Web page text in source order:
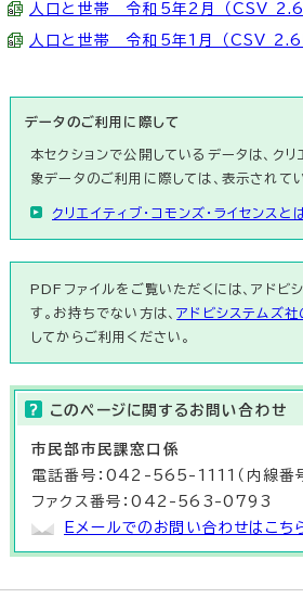
人口と世帯 令和5年2月 （CSV
人口と世帯 令和5年1月 （CSV
データのご利用に際して
本セクションで公開しているデータは、クリ
象データのご利用に際しては、表示されて
クリエイティブ・コモンズ・ライセンスと
PDFファイルをご覧いただくには、アド
す。お持ちでない方は、アドビシステムズ社
してからご利用ください。
このページに関する お問い合わせ
市民部市民課窓口係
電話番号：042-565-1111（内線番
ファクス番号：042-563-0793
Eメールでのお問い合わせはこち